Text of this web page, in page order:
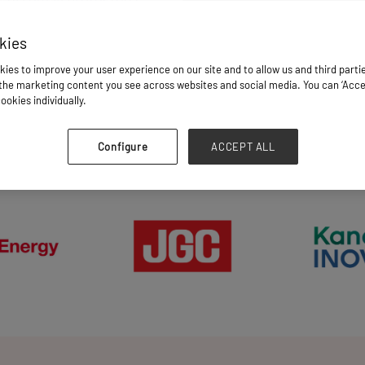
DAN PEMILIK KARGO SUDAH
to improve your user experience on our site and to allow us and third
marketing content you see across websites and social media. You can
individually.
Configure ACCEPT ALL